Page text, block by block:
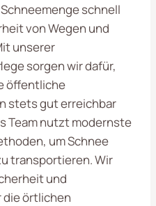
schnell
von Wegen und
unserer
sorgen wir dafür,
öffentliche
stets gut erreichbar
Team nutzt modernste
um Schnee
transportieren. Wir
und
die örtlichen